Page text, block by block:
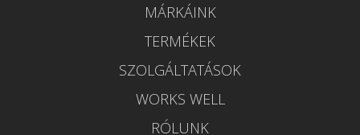
MÁRKÁINK
TERMÉKEK
SZOLGÁLTATÁSOK
WORKS WELL
RÓLUNK